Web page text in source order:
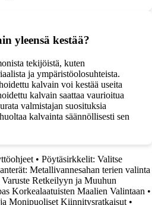
yleensä kestää?
tekijöistä, kuten
ja ympäristöolosuhteista.
kalvain voi kestää useita
kalvain saattaa vaurioitua
valmistajan suosituksia
kalvainta säännöllisesti sen
• Pöytäsirkkelit: Valitse
Metallivannesahan terien valinta
Retkeilyyn ja Muuhun
Korkealaatuisten Maalien Valintaan •
Monipuoliset Kiinnitysratkaisut •